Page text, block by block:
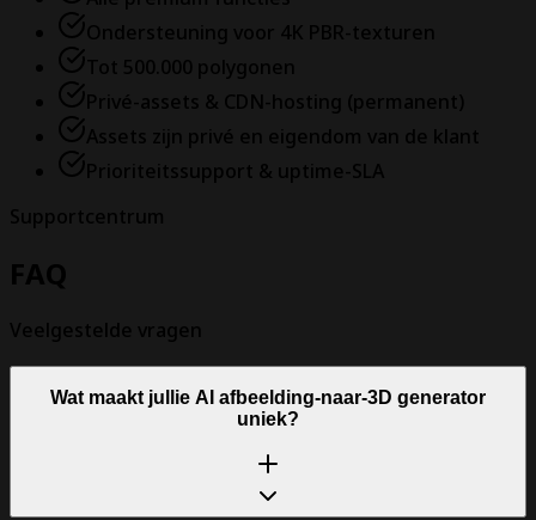
Ondersteuning voor 4K PBR-texturen
Tot 500.000 polygonen
Privé-assets & CDN-hosting (permanent)
Assets zijn privé en eigendom van de klant
Prioriteitssupport & uptime-SLA
Supportcentrum
FAQ
Veelgestelde vragen
Wat maakt jullie AI afbeelding-naar-3D generator
uniek?